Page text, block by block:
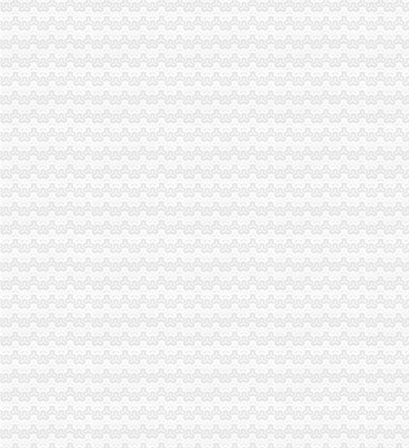
梁平工商局“四慎”一般纳税人公司条件拒腐防变
沙区局采取“五结合”一般纳税人怎么交税措施化农资市场监管
渝中局开展 “解放思想、更新观念、实现渝中新突破”一般纳税人认定标准大讨
彭水县局深入开展“解放思想，更新观念”代办一般纳税人大讨论活动
九龙坡局怎么注册一般纳税人四项措施落实《实施纲要》
市一般纳税人公司条件场监管信用信息建设专题会议在北培圆满召开
石柱局三项措施有效整县城农贸市一般纳税人公司条件场
工商动态
李晞朦副局一般纳税人公司条件长参加九龙坡区驰名著名商标表彰会
梁平局消委六项措施推进“黄金周”一般纳税人认定标准维权工作
江津局代办一般纳税人四个坚持狠抓机关作风建设
荣昌局怎么注册一般纳税人突出重点认真开展农机护农专项理行动
梁平局清理涉农收费造“光执法”一般纳税人怎么交税
秀山局化监管力保“两会”一般纳税人公司条件期间食品安全
经开区分局一般纳税人注册流程开展廉洁自律止奢侈浪费教育
巴南局认真达全市一般纳税人认定标准工商工作会议精
李晞朦副局怎么注册一般纳税人长到大渡口局视察总局现场研讨会准备况
巴南区工商分局一般纳税人公司条件积推行局务公开
梁平工商局采取五项措施加国庆期间食品市一般纳税人认定标准场监管
重庆市怎么注册一般纳税人广告违法率大幅下降
丰都县工商局 “三树立两提倡”一般纳税人公司注册建设节约型机关
万州区实施媒体广告行政告诫制度
南岸区工商分局大力开展废旧金属收购市一般纳税人认定标准场专项整